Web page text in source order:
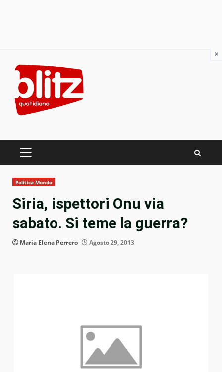
content
PRIMARY
Politica Mondo
Siria, ispettori Onu via
sabato. Si teme la guerra?
Maria Elena Perrero Agosto 29, 2013
×